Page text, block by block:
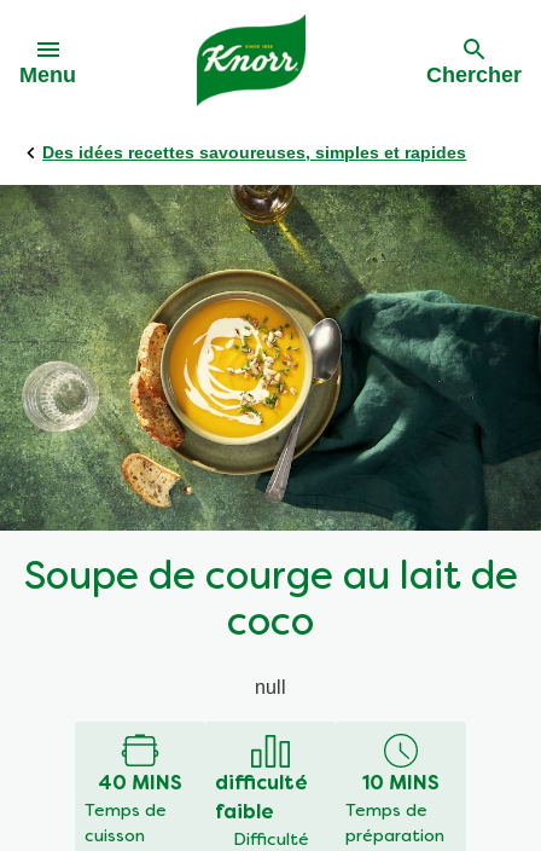
Menu Chercher
Des idées recettes savoureuses, simples et rapides
Soupe de courge au lait de
coco
null
40 MINS
Temps de
cuisson
difficulté
faible
Difficulté
10 MINS
Temps de
préparation